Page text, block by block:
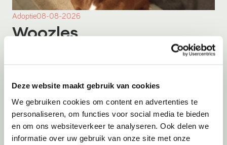
Deze website maakt gebruik van cookies
We gebruiken cookies om content en advertenties te
personaliseren, om functies voor social media te bieden
en om ons websiteverkeer te analyseren. Ook delen we
informatie over uw gebruik van onze site met onze
Adoptie08-08-2026
Woozles